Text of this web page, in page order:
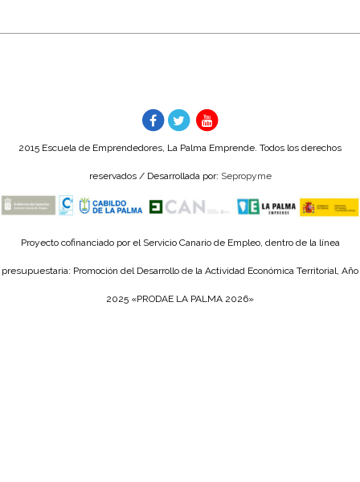
2015 Escuela de Emprendedores, La Palma Emprende. Todos los derechos
reservados / Desarrollada por: Sepropyme
Proyecto cofinanciado por el Servicio Canario de Empleo, dentro de la línea
presupuestaria: Promoción del Desarrollo de la Actividad Económica Territorial, Año
2025 «PRODAE LA PALMA 2026»